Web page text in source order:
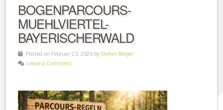
BOGENPARCOURS-
MUEHLVIERTEL-
BAYERISCHERWALD
Posted on Februar 23, 2026 by Stefan Berger
Leave a Comment